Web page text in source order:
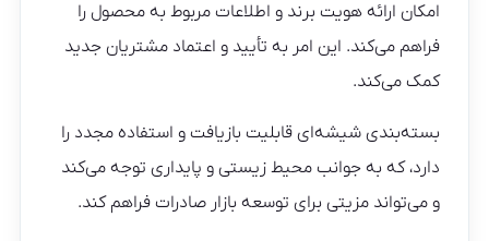
امکان ارائه هویت برند و اطلاعات مربوط به محصول را
فراهم می‌کند. این امر به تأیید و اعتماد مشتریان جدید
کمک می‌کند.
بسته‌بندی شیشه‌ای قابلیت بازیافت و استفاده مجدد را
دارد، که به جوانب محیط زیستی و پایداری توجه می‌کند
و می‌تواند مزیتی برای توسعه بازار صادرات فراهم کند.